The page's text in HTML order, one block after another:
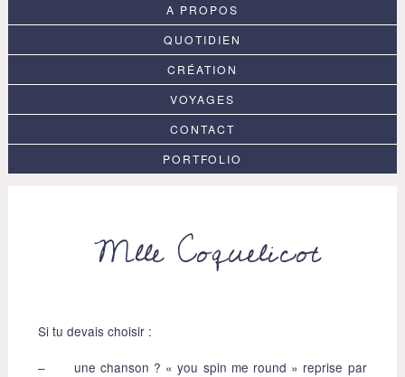
A PROPOS
QUOTIDIEN
CRÉATION
VOYAGES
CONTACT
PORTFOLIO
Mlle Coquelicot
Si tu devais choisir :
– une chanson ? « you spin me round » reprise par